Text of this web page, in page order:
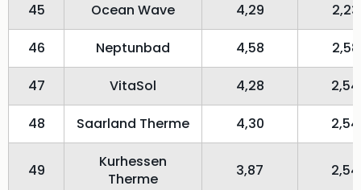
45 Ocean Wave 4,29 2,23
46 Neptunbad 4,58 2,58
47 VitaSol 4,28 2,54
48 Saarland Therme 4,30 2,54
49
Kurhessen
Therme
3,87 2,54